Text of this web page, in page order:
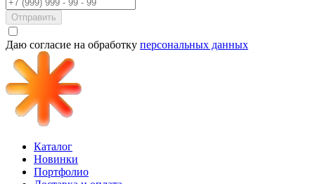
Отправить
Даю согласие на обработку персональных данных
Каталог
Новинки
Портфолио